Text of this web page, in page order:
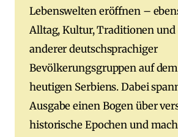
Lebenswelten eröffnen –
Alltag, Kultur, Traditionen
anderer deutschsprachiger
Bevölkerungsgruppen auf
heutigen Serbiens. Dabei
Ausgabe einen Bogen über
historische Epochen und